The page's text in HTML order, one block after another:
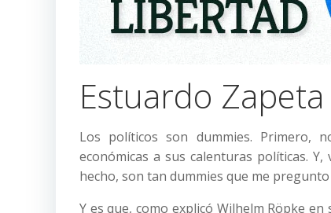
Estuardo Zapeta
Los políticos son dummies. Primero,
económicas a sus calenturas políticas.
hecho, son tan dummies que me
Y es que, como explicó Wilhelm Röpke